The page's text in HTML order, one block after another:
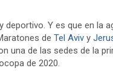
Y es que en la
de Tel Aviv y
una de las sedes de la
de 2020.